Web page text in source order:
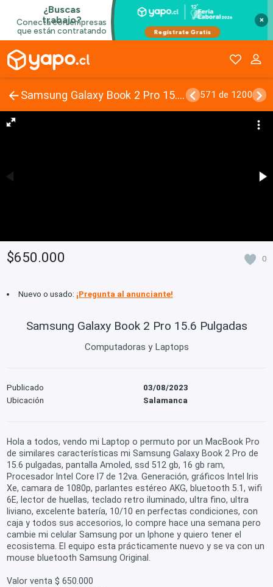
×
Samsung Galaxy Book 2 Pro 15.6 Pulgadas 571 de 1200
$650.000 0
Nuevo o usado: ¡Pregunta al anunciante!
Samsung Galaxy Book 2 Pro 15.6 Pulgadas
Computadoras y Laptops
Publicado
03/08/2023
Ubicación
Salamanca
Hola a todos, vendo mi Laptop o permuto por un MacBook Pro
de similares características mi Samsung Galaxy Book 2 Pro de
15.6 pulgadas, pantalla Amoled, ssd 512 gb, 16 gb ram,
Procesador Intel Core I7 de 12va. Generación, gráficos Intel Iris
Xe, camara de 1080p, parlantes estéreo AKG, bluetooth 5.1, wifi
6E, lector de huellas, teclado retro iluminado, ultra fino, ultra
liviano, excelente batería, 10/10 en perfectas condiciones, con
caja y todos sus accesorios, lo compre hace una semana pero
cambie mi celular Samsung por un Iphone y quiero tener el
ecosistema. El equipo esta prácticamente nuevo y se va con un
mouse bluetooth Samsung Original.
Valor venta $ 650.000